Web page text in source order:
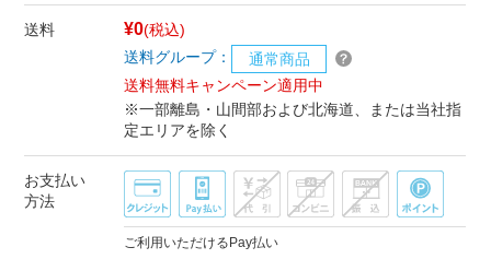
送料 ¥0(税込)
送料グループ：
通常商品
送料無料キャンペーン適用中
※一部離島・山間部および北海道、または当社指
定エリアを除く
お支払い
方法
ご利用いただけるPay払い